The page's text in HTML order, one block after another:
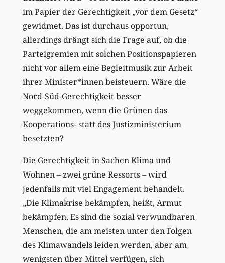
im Papier der Gerechtigkeit „vor dem Gesetz“
gewidmet. Das ist durchaus opportun,
allerdings drängt sich die Frage auf, ob die
Parteigremien mit solchen Positionspapieren
nicht vor allem eine Begleitmusik zur Arbeit
ihrer Minister*innen beisteuern. Wäre die
Nord-Süd-Gerechtigkeit besser
weggekommen, wenn die Grünen das
Kooperations- statt des Justizministerium
besetzten?
Die Gerechtigkeit in Sachen Klima und
Wohnen – zwei grüne Ressorts – wird
jedenfalls mit viel Engagement behandelt.
„Die Klimakrise bekämpfen, heißt, Armut
bekämpfen. Es sind die sozial verwundbaren
Menschen, die am meisten unter den Folgen
des Klimawandels leiden werden, aber am
wenigsten über Mittel verfügen, sich